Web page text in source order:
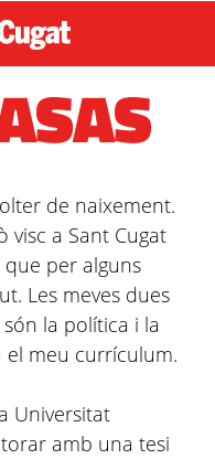
de naixement.
visc a Sant Cugat
per alguns
Les meves dues
són la política i la
el meu currículum.
Universitat
amb una tesi